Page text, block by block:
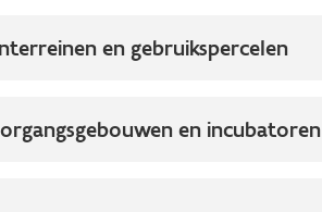
en gebruikspercelen
en incubatoren